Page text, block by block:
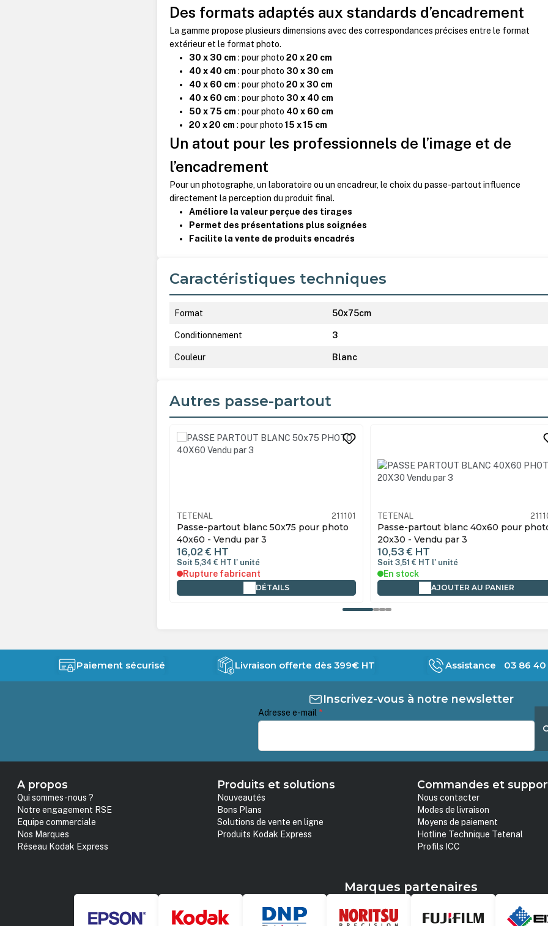
Des formats adaptés aux standards d’encadrement
La gamme propose plusieurs dimensions avec des correspondances précises entre le format
extérieur et le format photo.
30 x 30 cm : pour photo20 x 20 cm
40 x 40 cm : pour photo 30 x 30 cm
40 x 60 cm : pour photo20 x 30 cm
40 x 60 cm : pour photo 30 x 40 cm
50 x 75 cm : pour photo 40 x 60 cm
20 x 20 cm : pour photo15 x 15 cm
Un atout pour les professionnels de l’image et de
l’encadrement
Pour un photographe, un laboratoire ou un encadreur, le choix du passe-partout influence
directement la perception du produit final.
Améliore la valeur perçue des tirages
Permet des présentations plus soignées
Facilite la vente de produits encadrés
Caractéristiques techniques
Format 50x75cm
Conditionnement 3
Couleur Blanc
Autres passe-partout
Ignorer la galerie de produits
TETENAL 211101
Passe-partout blanc 50x75 pour photo
40x60 - Vendu par 3
16,02 € HT
Soit 5,34 € HT l' unité
Rupture fabricant
DÉTAILS
TETENAL
Passe-partout blanc 40x60 pour
20x30 - Vendu par 3
10,53 € HT
Soit 3,51 € HT l' unité
En stock
AJOUTER AU PANIER
Paiement sécurisé Livraison offerte dès 399€ HT Assistance 03 86 40
Inscrivez-vous à notre newsletter
Adresse e-mail *
A propos
Qui sommes-nous ?
Notre engagement RSE
Equipe commerciale
Nos Marques
Réseau Kodak Express
Produits et solutions
Nouveautés
Bons Plans
Solutions de vente en ligne
Produits Kodak Express
Commandes et
Nous contacter
Modes de livraison
Moyens de paiement
Hotline Technique Tetenal
Profils ICC
Marques partenaires